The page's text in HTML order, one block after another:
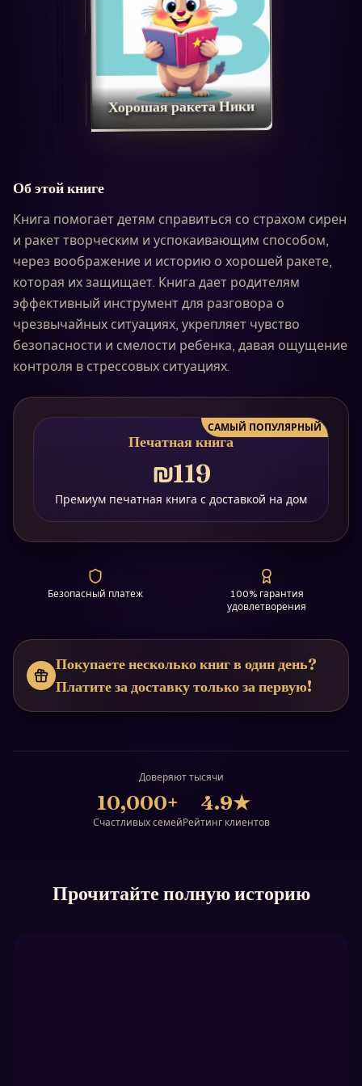
Хорошая ракета Ники
Об этой книге
Книга помогает детям справиться со страхом сирен
и ракет творческим и успокаивающим способом,
через воображение и историю о хорошей ракете,
которая их защищает. Книга дает родителям
эффективный инструмент для разговора о
чрезвычайных ситуациях, укрепляет чувство
безопасности и смелости ребенка, давая ощущение
контроля в стрессовых ситуациях.
САМЫЙ ПОПУЛЯРНЫЙ
Печатная книга
₪119
Премиум печатная книга с доставкой на дом
Безопасный платеж
100% гарантия
удовлетворения
Покупаете несколько книг в один день?
Платите за доставку только за первую!
Доверяют тысячи
10,000+
Счастливых семей
4.9★
Рейтинг клиентов
Прочитайте полную историю